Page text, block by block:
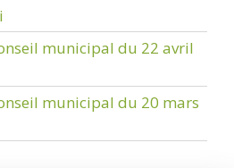
municipal du 22 avril
municipal du 20 mars